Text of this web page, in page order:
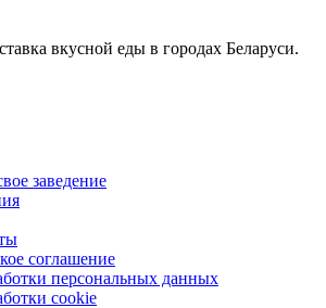
вкусной еды в городах Беларуси.
заведение
соглашение
персональных данных
cookie